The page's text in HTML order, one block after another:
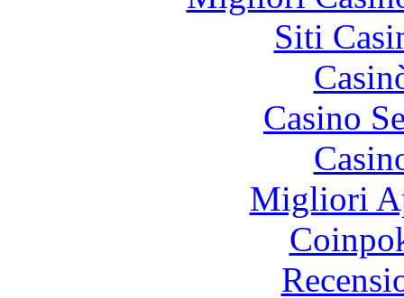
Siti
Casino
Migliori